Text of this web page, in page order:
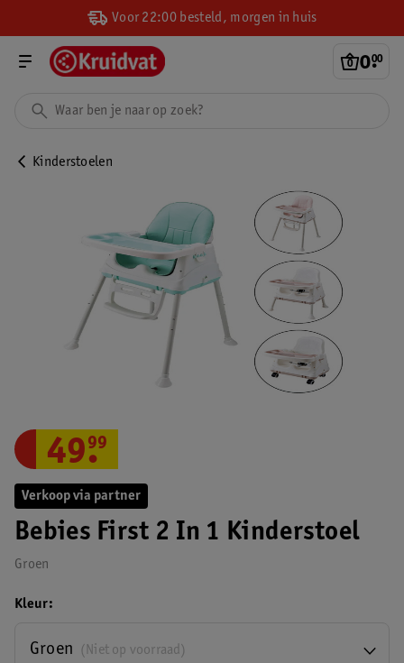
Voor 22:00 besteld, morgen in huis
0.
00
Kinderstoelen
Verkoop via partner
Bebies First 2 In 1 Kinderstoel
Groen
49.
99
Kleur
(Niet op voorraad)
Groen